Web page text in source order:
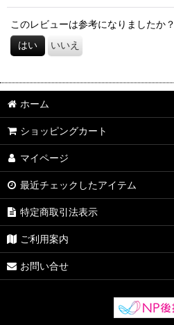
このレビューは参考になりましたか？
はい いいえ
ホーム
ショッピングカート
マイページ
最近チェックしたアイテム
特定商取引法表示
ご利用案内
お問い合せ